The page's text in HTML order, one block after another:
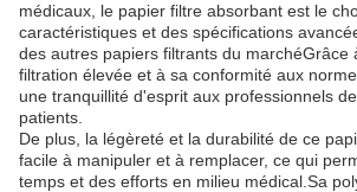
médicaux, le papier filtre absorbant est le
caractéristiques et des spécifications
des autres papiers filtrants du marchéGrâce
filtration élevée et à sa conformité aux
une tranquillité d'esprit aux professionnels
patients.
De plus, la légèreté et la durabilité de ce
facile à manipuler et à remplacer, ce qui
temps et des efforts en milieu médical.Sa